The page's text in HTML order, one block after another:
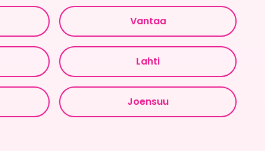
Vantaa
Lahti
Joensuu